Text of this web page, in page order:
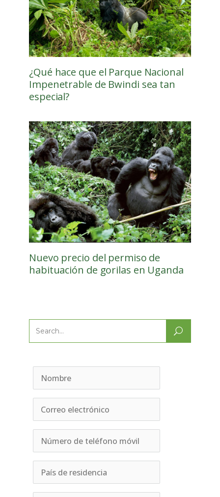
¿Qué hace que el Parque Nacional
Impenetrable de Bwindi sea tan
especial?
Nuevo precio del permiso de
habituación de gorilas en Uganda
Search